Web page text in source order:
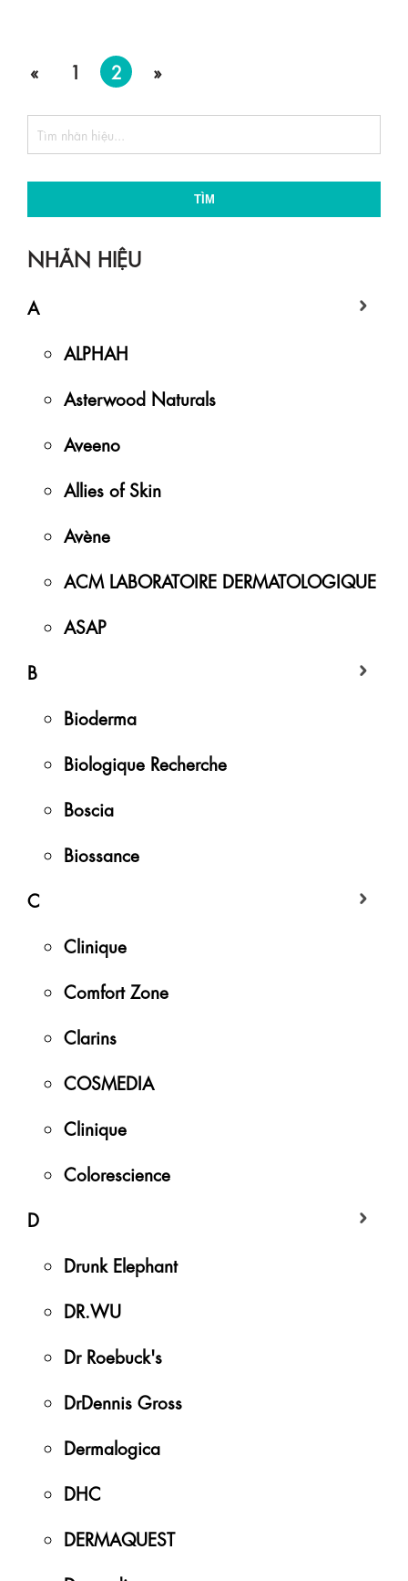
« 1 2 »
TÌM
NHÃN HIỆU
A
ALPHAH
Asterwood Naturals
Aveeno
Allies of Skin
Avène
ACM LABORATOIRE DERMATOLOGIQUE
ASAP
B
Bioderma
Biologique Recherche
Boscia
Biossance
C
Clinique
Comfort Zone
Clarins
COSMEDIA
Clinique
Colorescience
D
Drunk Elephant
DR.WU
Dr Roebuck's
DrDennis Gross
Dermalogica
DHC
DERMAQUEST